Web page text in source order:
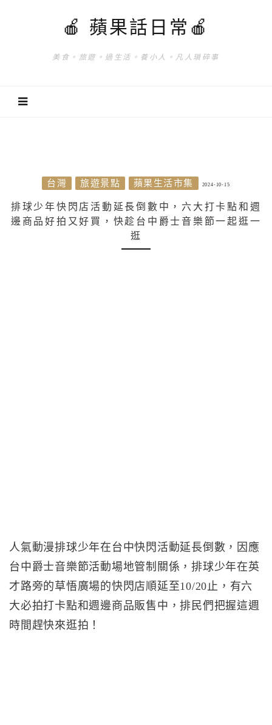
🍎 蘋果話日常🍎
美食。旅遊。過生活。養小人。凡人瑣碎事
台灣 旅遊景點 蘋果生活市集 2024-10-15
排球少年快閃店活動延長倒數中，六大打卡點和週
邊商品好拍又好買，快趁台中爵士音樂節一起逛一
逛
人氣動漫排球少年在台中快閃活動延長倒數，因應
台中爵士音樂節活動場地管制關係，排球少年在英
才路旁的草悟廣場的快閃店順延至10/20止，有六
大必拍打卡點和週邊商品販售中，排民們把握這週
時間趕快來逛拍！